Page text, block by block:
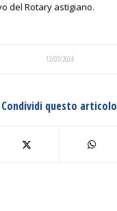
del Rotary astigiano.
12/07/2024
Condividi questo articolo